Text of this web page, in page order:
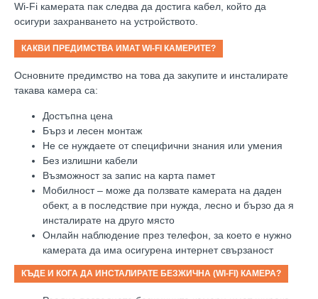
Wi-Fi камерата пак следва да достига кабел, който да
осигури захранването на устройството.
КАКВИ ПРЕДИМСТВА ИМАТWI-FI КАМЕРИТЕ?
Основните предимство на това да закупите и инсталирате
такава камера са:
Достъпна цена
Бърз и лесен монтаж
Не се нуждаете от специфични знания или умения
Без излишни кабели
Възможност за запис на карта памет
Мобилност – може да ползвате камерата на даден
обект, а в последствие при нужда, лесно и бързо да я
инсталирате на друго място
Онлайн наблюдение през телефон, за което е нужно
камерата да има осигурена интернет свързаност
КЪДЕ И КОГА ДА ИНСТАЛИРАТЕ БЕЗЖИЧНА (WI-FI) КАМЕРА?